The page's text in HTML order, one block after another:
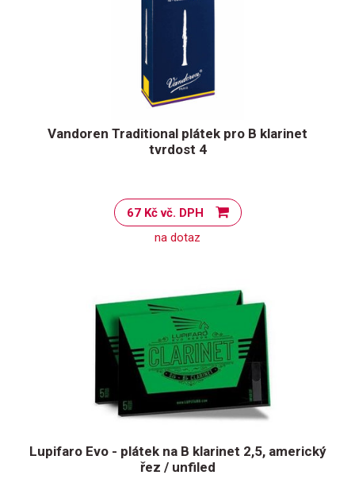
Vandoren Traditional plátek pro B klarinet
tvrdost 4
67 Kč vč. DPH
na dotaz
Lupifaro Evo - plátek na B klarinet 2,5, americký
řez / unfiled